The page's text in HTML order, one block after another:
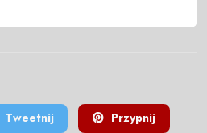
Tweetnij Przypnij